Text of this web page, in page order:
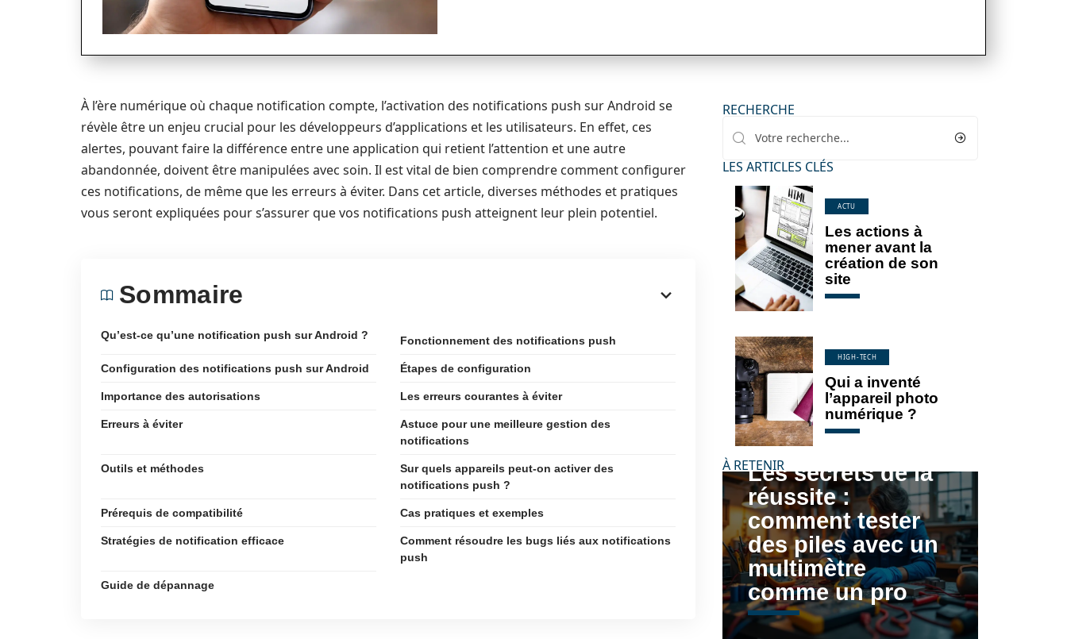
À l’ère numérique où chaque notification compte, l’activation des notifications push sur Android se
révèle être un enjeu crucial pour les développeurs d’applications et les utilisateurs. En effet, ces
alertes, pouvant faire la différence entre une application qui retient l’attention et une autre
abandonnée, doivent être manipulées avec soin. Il est vital de bien comprendre comment configurer
ces notifications, de même que les erreurs à éviter. Dans cet article, diverses méthodes et pratiques
vous seront expliquées pour s’assurer que vos notifications push atteignent leur plein potentiel.
Sommaire
Qu’est-ce qu’une notification push sur Android ? Fonctionnement des notifications push
Configuration des notifications push sur Android Étapes de configuration
Importance des autorisations Les erreurs courantes à éviter
Erreurs à éviter
Astuce pour une meilleure gestion des
notifications
Outils et méthodes
Sur quels appareils peut-on activer des
notifications push ?
Prérequis de compatibilité Cas pratiques et exemples
Stratégies de notification efficace
Comment résoudre les bugs liés aux notifications
push
Guide de dépannage
RECHERCHE
LES ARTICLES CLÉS
ACTU
Les actions à
mener avant la
création de son
site
HIGH-TECH
Qui a inventé
l’appareil photo
numérique ?
À RETENIR
Les secrets de la
réussite :
comment tester
des piles avec un
multimètre
comme un pro